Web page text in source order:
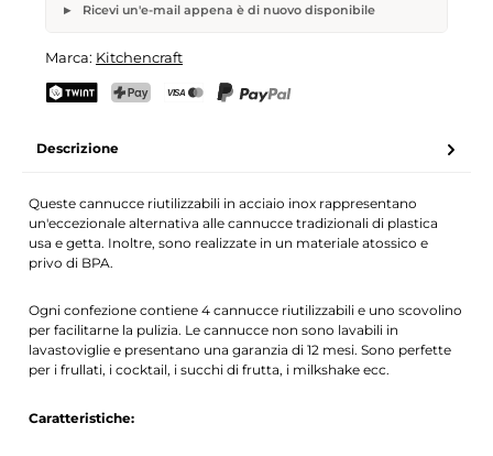
Ricevi un'e-mail appena è di nuovo disponibile
Il tuo nome Indirizzo e-mail
Marca: Kitchencraft
Descrizione
Queste cannucce riutilizzabili in acciaio inox rappresentano
un'eccezionale alternativa alle cannucce tradizionali di plastica
usa e getta. Inoltre, sono realizzate in un materiale atossico e
privo di BPA.
Ogni confezione contiene 4 cannucce riutilizzabili e uno scovolino
per facilitarne la pulizia. Le cannucce non sono lavabili in
lavastoviglie e presentano una garanzia di 12 mesi. Sono perfette
per i frullati, i cocktail, i succhi di frutta, i milkshake ecc.
Caratteristiche: